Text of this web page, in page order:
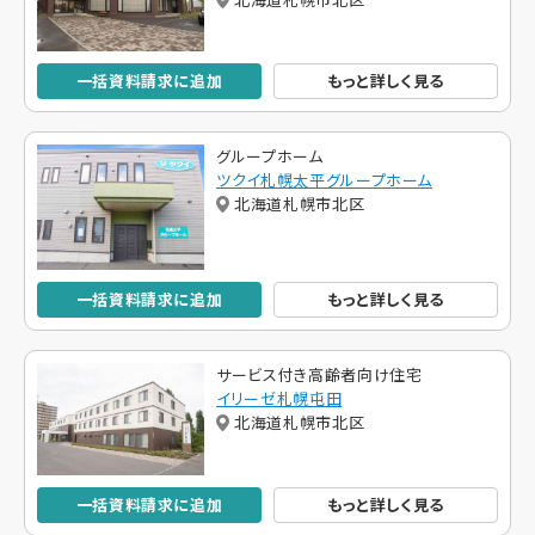
一括資料請求に追加 もっと詳しく見る
グループホーム
ツクイ札幌太平グループホーム
北海道札幌市北区
一括資料請求に追加 もっと詳しく見る
サービス付き高齢者向け住宅
イリーゼ札幌屯田
北海道札幌市北区
一括資料請求に追加 もっと詳しく見る